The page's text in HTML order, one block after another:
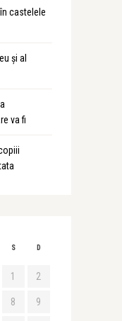
castelele
și al
va fi
S D
1 2
8 9